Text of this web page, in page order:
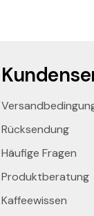
Rücksendung
Häufige Fragen
Produktberatung
Kaffeewissen